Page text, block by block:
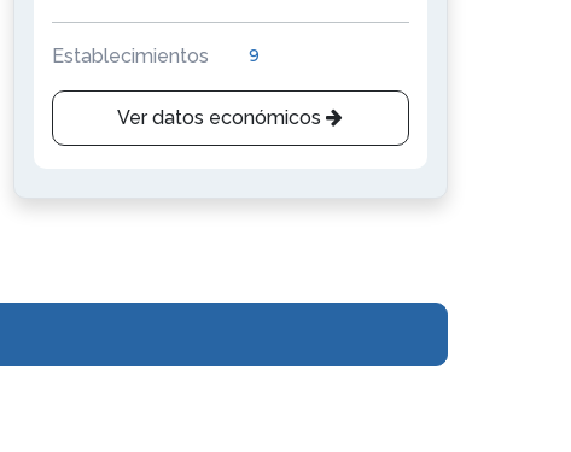
Establecimientos 9
Ver datos económicos